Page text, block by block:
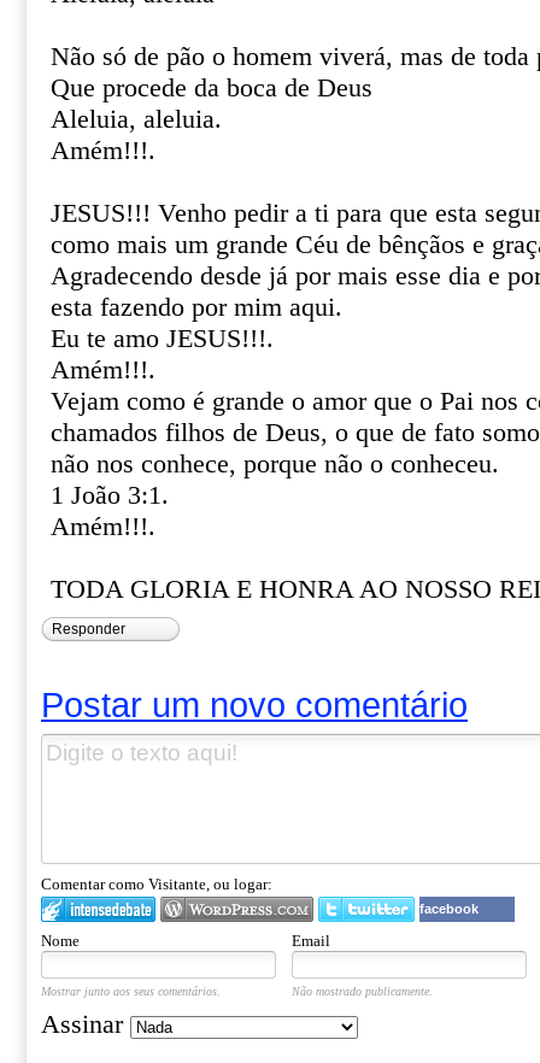
Não só de pão o homem viverá, mas de toda
Que procede da boca de Deus
Aleluia, aleluia.
Amém!!!.
JESUS!!! Venho pedir a ti para que esta
como mais um grande Céu de bênçãos e
Agradecendo desde já por mais esse dia e
esta fazendo por mim aqui.
Eu te amo JESUS!!!.
Amém!!!.
Vejam como é grande o amor que o Pai nos
chamados filhos de Deus, o que de fato
não nos conhece, porque não o conheceu.
1 João 3:1.
Amém!!!.
TODA GLORIA E HONRA AO NOSSO
Responder
Postar um novo comentário
Comentar como Visitante, ou logar:
facebook
Nome Email
Mostrar junto aos seus comentários. Não mostrado publicamente.
Assinar